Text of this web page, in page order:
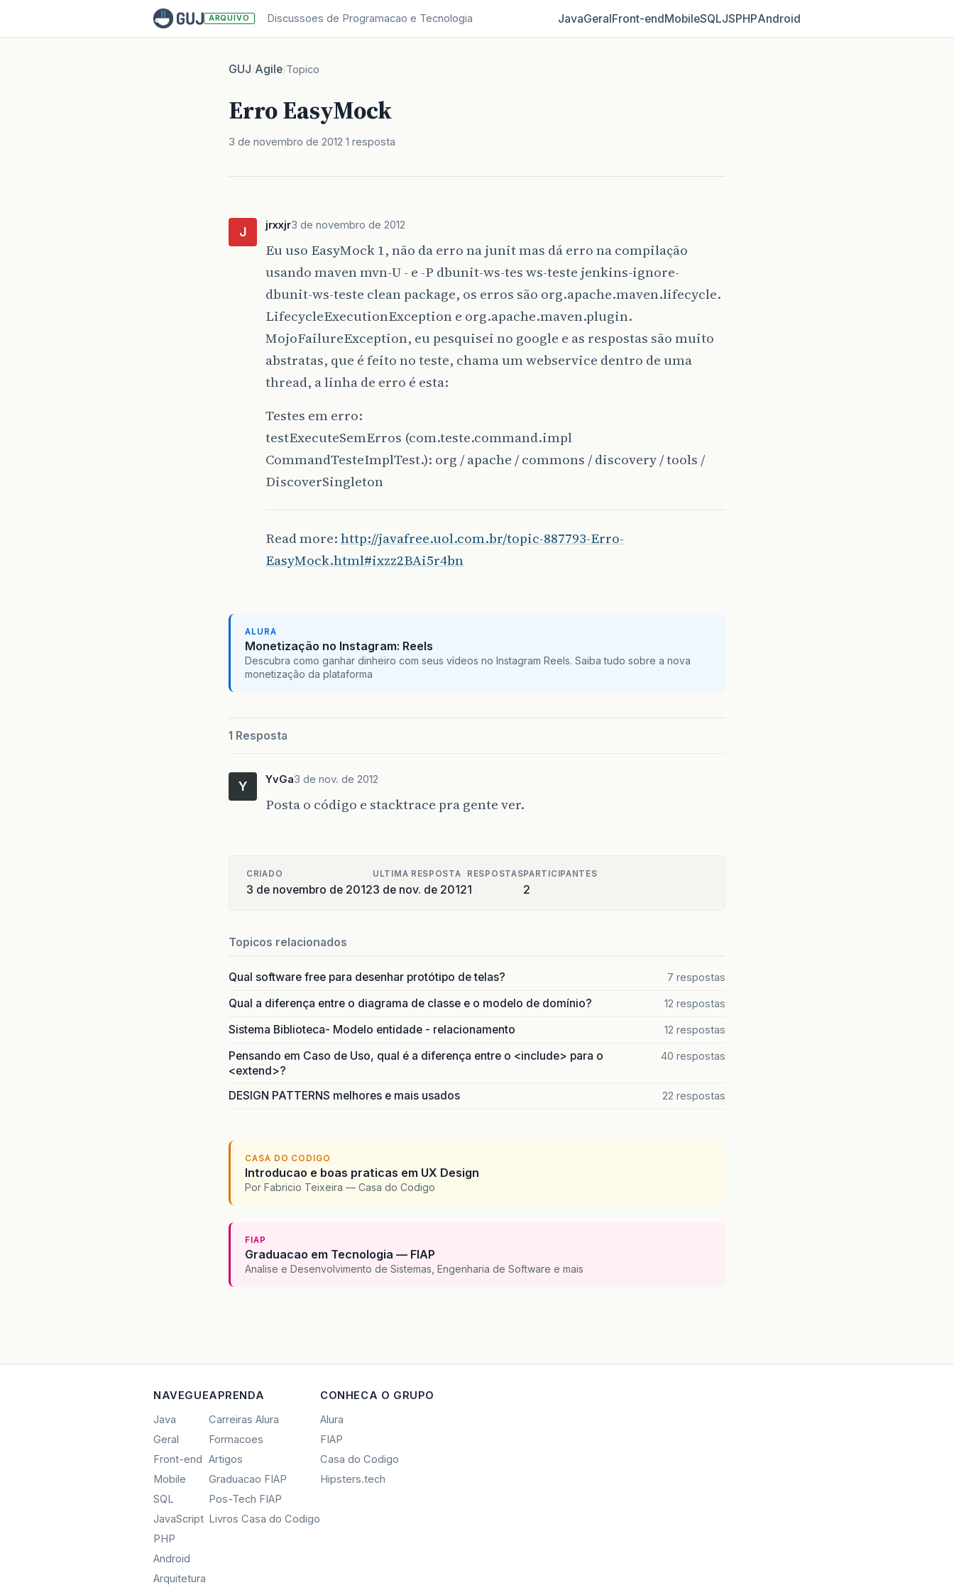
ARQUIVO Discussoes de Programacao e Tecnologia JavaGeralFront‑endMobileSQLJSPHPAndroid
GUJ/Agile/Topico
Erro EasyMock
3 de novembro de 2012 1 resposta
J jrxxjr3 de novembro de 2012
Eu uso EasyMock 1, não da erro na junit mas dá erro na compilação
usando maven mvn-U - e -P dbunit-ws-tes ws-teste jenkins-ignore-
dbunit-ws-teste clean package, os erros são org.apache.maven.lifecycle.
LifecycleExecutionException e org.apache.maven.plugin.
MojoFailureException, eu pesquisei no google e as respostas são muito
abstratas, que é feito no teste, chama um webservice dentro de uma
thread, a linha de erro é esta:
Testes em erro:
testExecuteSemErros (com.teste.command.impl
CommandTesteImplTest.): org / apache / commons / discovery / tools /
DiscoverSingleton
Read more:http://javafree.uol.com.br/topic-887793-Erro-
EasyMock.html#ixzz2BAi5r4bn
ALURA
Monetização no Instagram: Reels
Descubra como ganhar dinheiro com seus vídeos no Instagram Reels. Saiba tudo sobre a nova
monetização da plataforma
1 Resposta
Y YvGa3 de nov. de 2012
Posta o código e stacktrace pra gente ver.
CRIADO
3 de novembro de 2012
ULTIMA RESPOSTA
3 de nov. de 2012
RESPOSTAS
1
PARTICIPANTES
2
Topicos relacionados
Qual software free para desenhar protótipo de telas? 7 respostas
Qual a diferença entre o diagrama de classe e o modelo de domínio? 12 respostas
Sistema Biblioteca- Modelo entidade - relacionamento 12 respostas
Pensando em Caso de Uso, qual é a diferença entre o <include> para o
<extend>?
40 respostas
DESIGN PATTERNS melhores e mais usados 22 respostas
CASA DO CODIGO
Introducao e boas praticas em UX Design
Por Fabricio Teixeira — Casa do Codigo
FIAP
Graduacao em Tecnologia — FIAP
Analise e Desenvolvimento de Sistemas, Engenharia de Software e mais
NAVEGUE
Java
Geral
Front-end
Mobile
SQL
JavaScript
PHP
Android
Arquitetura
APRENDA
Carreiras Alura
Formacoes
Artigos
Graduacao FIAP
Pos-Tech FIAP
Livros Casa do Codigo
CONHECA O GRUPO
Alura
FIAP
Casa do Codigo
Hipsters.tech